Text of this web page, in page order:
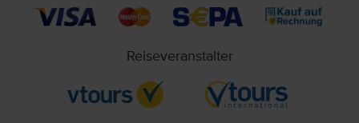
Reiseveranstalter